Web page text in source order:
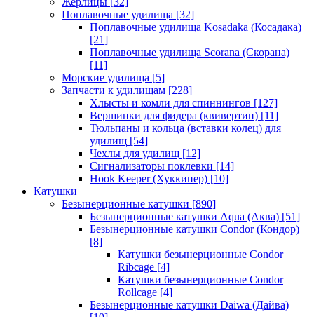
Поплавочные удилища [32]
Поплавочные удилища Kosadaka (Косадака)
[21]
Поплавочные удилища Scorana (Скорана)
[11]
Морские удилища [5]
Запчасти к удилищам [228]
Хлысты и комли для спиннингов [127]
Вершинки для фидера (квивертип) [11]
Тюльпаны и кольца (вставки колец) для
удилищ [54]
Чехлы для удилищ [12]
Сигнализаторы поклевки [14]
Hook Keeper (Хуккипер) [10]
Катушки
Безынерционные катушки [890]
Безынерционные катушки Aqua (Аква) [51]
Безынерционные катушки Condor (Кондор)
[8]
Катушки безынерционные Condor
Ribcage [4]
Катушки безынерционные Condor
Rollcage [4]
Безынерционные катушки Daiwa (Дайва)